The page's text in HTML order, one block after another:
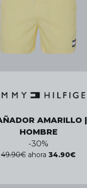
AMARILLO |
HOMBRE
-30%
49.90€ ahora 34.90€